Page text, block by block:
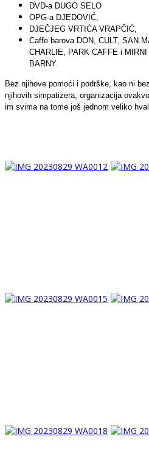
DVD-a DUGO SELO
OPG-a DJEDOVIĆ,
DJEČJEG VRTIĆA VRAPČIĆ,
Caffe barova DON, CULT, SAN
CHARLIE, PARK CAFFE i
BARNY.
Bez njihove pomoći i podrške, kao ni
njihovih simpatizera, organizacija
im svima na tome još jednom veliko